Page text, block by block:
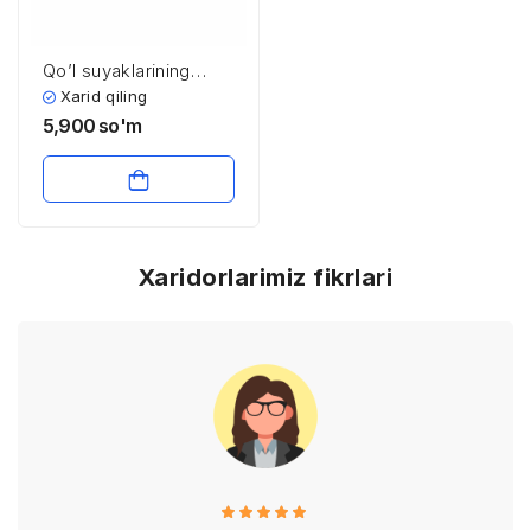
Qo’l suyaklarining
birlashishi
Xarid qiling
5,900 so'm
Xaridorlarimiz fikrlari